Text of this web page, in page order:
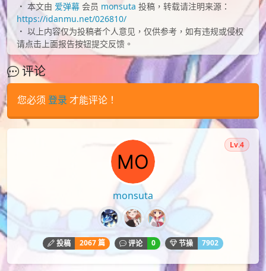
本文由 爱弹幕 会员 monsuta 投稿，转载请注明来源：
https://idanmu.net/026810/
以上内容仅为投稿者个人意见，仅供参考，如有违规或侵权
请点击上面报告按钮提交反馈。
评论
您必须 登录 才能评论！
monsuta
Lv.4
投稿 2067 篇 评论 0 节操 7902